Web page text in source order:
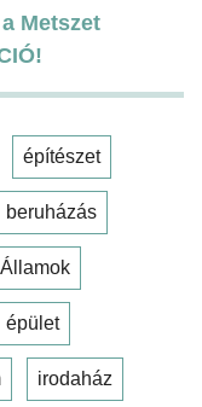
Metszet
építészet
beruházás
épület
irodaház